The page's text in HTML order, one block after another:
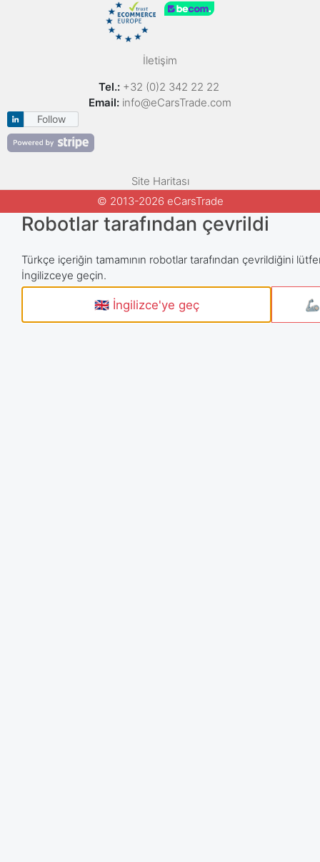
İletişim
Tel.: +32 (0)2 342 22 22
Email: info@eCarsTrade.com
Follow
Site Haritası
© 2013-2026 eCarsTrade
Robotlar tarafından çevrildi
Türkçe içeriğin tamamının robotlar tarafından çevrildiğini
İngilizceye geçin.
🇬🇧 İngilizce'ye geç